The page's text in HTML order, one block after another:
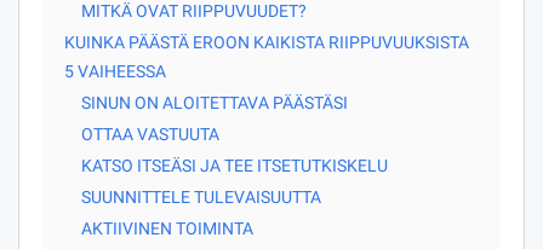
MITKÄ OVAT RIIPPUVUUDET?
KUINKA PÄÄSTÄ EROON KAIKISTA RIIPPUVUUKSISTA
5 VAIHEESSA
SINUN ON ALOITETTAVA PÄÄSTÄSI
OTTAA VASTUUTA
KATSO ITSEÄSI JA TEE ITSETUTKISKELU
SUUNNITTELE TULEVAISUUTTA
AKTIIVINEN TOIMINTA